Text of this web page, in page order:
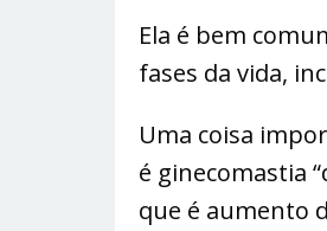
Ela é bem
fases da vida,
Uma coisa
é ginecomastia
que é aumento